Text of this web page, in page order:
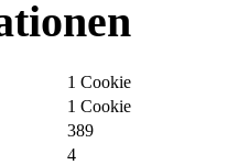
1 Cookie
1 Cookie
389
4